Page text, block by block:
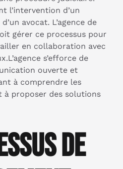
l’intervention d’un
avocat. L’agence de
gérer ce processus pour
en collaboration avec
s’efforce de
ouverte et
à comprendre les
à proposer des solutions
de